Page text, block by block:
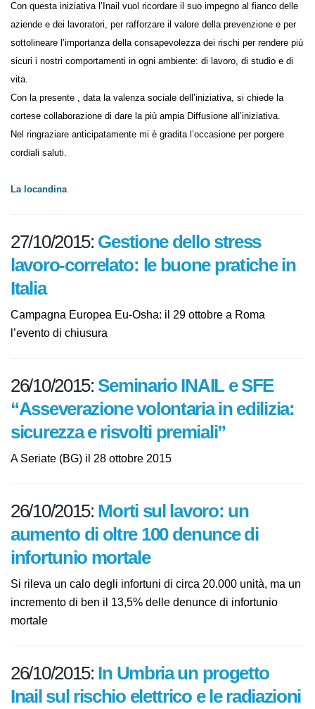
Con questa iniziativa l’Inail vuol ricordare il suo impegno al fianco delle
aziende e dei lavoratori, per rafforzare il valore della prevenzione e per
sottolineare l’importanza della consapevolezza dei rischi per rendere
più sicuri i nostri comportamenti in ogni ambiente: di lavoro, di studio
e di vita.
Con la presente , data la valenza sociale dell’iniziativa, si chiede la
cortese collaborazione di dare la più ampia Diffusione all’iniziativa.
Nel ringraziare anticipatamente mi è gradita l’occasione per porgere
cordiali saluti.
La locandina
27/10/2015:Gestione dello stress
lavoro-correlato: le buone pratiche
in Italia
Campagna Europea Eu-Osha: il 29 ottobre a Roma
l’evento di chiusura
26/10/2015:Seminario INAIL e SFE
“Asseverazione volontaria in
edilizia: sicurezza e risvolti
premiali”
26/10/2015:Morti sul lavoro: un
aumento di oltre 100 denunce di
infortunio mortale
Si rileva un calo degli infortuni di circa 20.000 unità, ma
26/10/2015:In Umbria un progetto